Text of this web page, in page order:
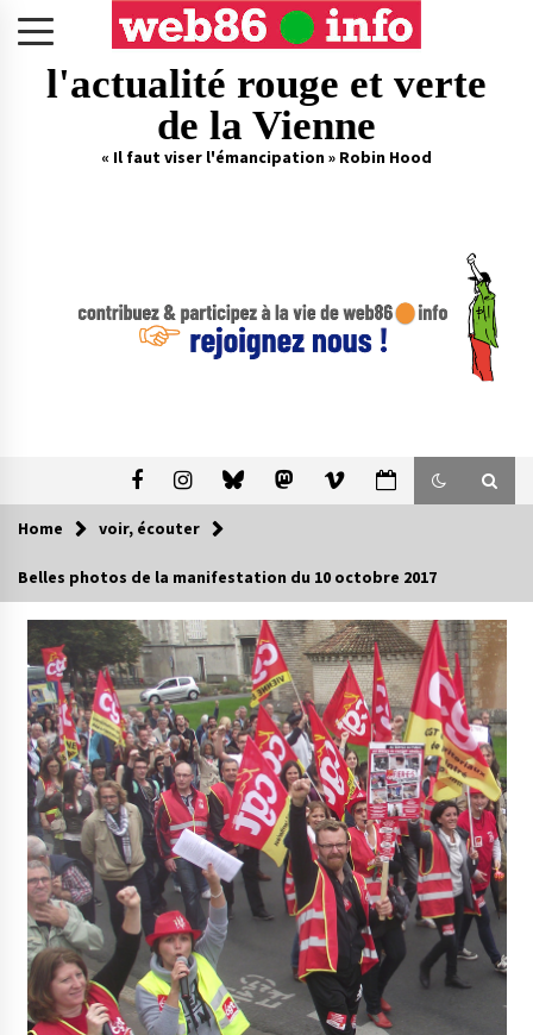
l'actualité rouge et verte
de la Vienne
« Il faut viser l'émancipation » Robin Hood
Home voir, écouter
Belles photos de la manifestation du 10 octobre 2017